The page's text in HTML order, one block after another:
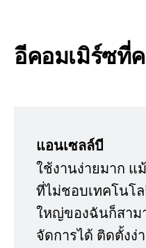
อีคอมเมิร์ซ
แอนเซลล์บี
ใช้งานง่ายมาก แ
ที่ไม่ชอบเทคโนโ
ใหญ่ของฉันก็สาม
จัดการได้ ติดตั้งง่